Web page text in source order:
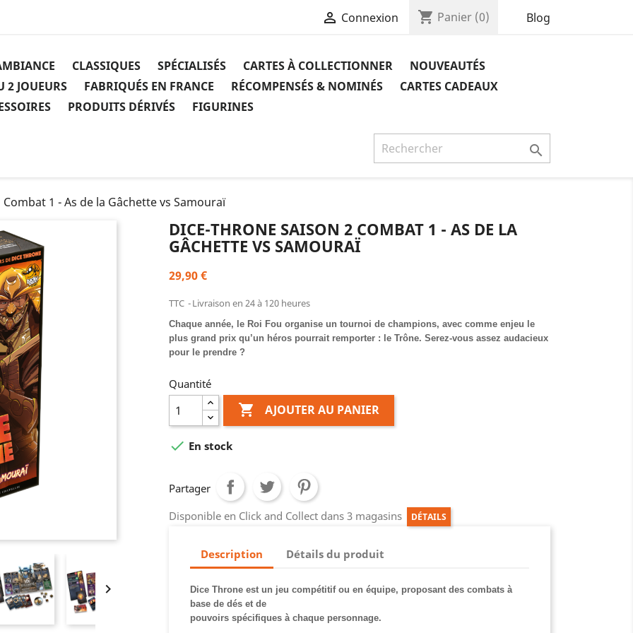
 Connexion shopping_cart Panier (0) Blog
CLASSIQUES SPÉCIALISÉS CARTES À COLLECTIONNER
NOUVEAUTÉS
2 JOUEURS
FABRIQUÉS EN FRANCE RÉCOMPENSÉS & NOMINÉS
CARTES CADEAUX
PRODUITS DÉRIVÉS FIGURINES

1 - As de la Gâchette vs Samouraï

DICE-THRONE SAISON 2 COMBAT 1 - AS DE LA
GÂCHETTE VS SAMOURAÏ
29,90 €
TTC Livraison en 24 à 120 heures
Chaque année, le Roi Fou organise un tournoi de champions, avec comme enjeu le
plus grand prix qu’un héros pourrait remporter : le Trône. Serez-vous assez audacieux
pour le prendre ?
Quantité
 AJOUTER AU PANIER
 En stock
Partager
Disponible en Click and Collect dans 3 magasins
DÉTAILS
Description Détails du produit
Dice Throne est un jeu compétitif ou en équipe, proposant des combats à
base de dés et de
pouvoirs spécifiques à chaque personnage.